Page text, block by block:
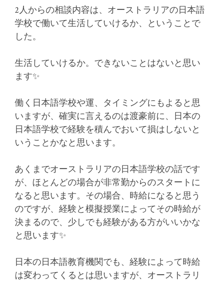
2人からの相談内容は、オーストラリアの日本語
学校で働いて生活していけるか、ということで
した。
生活していけるか。できないことはないと思い
ます✨
働く日本語学校や運、タイミングにもよると思
いますが、確実に言えるのは渡豪前に、日本の
日本語学校で経験を積んでおいて損はしないと
いうことかなと思います。
あくまでオーストラリアの日本語学校の話です
が、ほとんどの場合が非常勤からのスタートに
なると思います。その場合、時給になると思う
のですが、経験と模擬授業によってその時給が
決まるので、少しでも経験がある方がいいかな
と思います✨
日本の日本語教育機関でも、経験によって時給
は変わってくるとは思いますが、オーストラリ